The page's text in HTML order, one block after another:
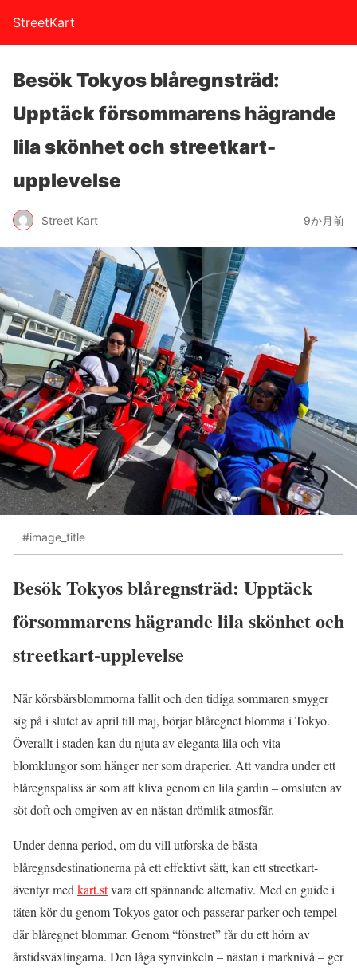
StreetKart
Besök Tokyos blåregnsträd:
Upptäck försommarens hägrande
lila skönhet och streetkart-
upplevelse
Street Kart 9か月前
#image_title
Besök Tokyos blåregnsträd: Upptäck
försommarens hägrande lila skönhet och
streetkart-upplevelse
När körsbärsblommorna fallit och den tidiga sommaren smyger
sig på i slutet av april till maj, börjar blåregnet blomma i Tokyo.
Överallt i staden kan du njuta av eleganta lila och vita
blomklungor som hänger ner som draperier. Att vandra under ett
blåregnspaliss är som att kliva genom en lila gardin – omsluten av
söt doft och omgiven av en nästan drömlik atmosfär.
Under denna period, om du vill utforska de bästa
blåregnsdestinationerna på ett effektivt sätt, kan ett streetkart-
äventyr med kart.stvara ett spännande alternativ. Med en guide i
täten kör du genom Tokyos gator och passerar parker och tempel
där blåregnet blommar. Genom “fönstret” får du ett hörn av
årstidsväxlingarna. Den låga synvinkeln – nästan i marknivå – ger